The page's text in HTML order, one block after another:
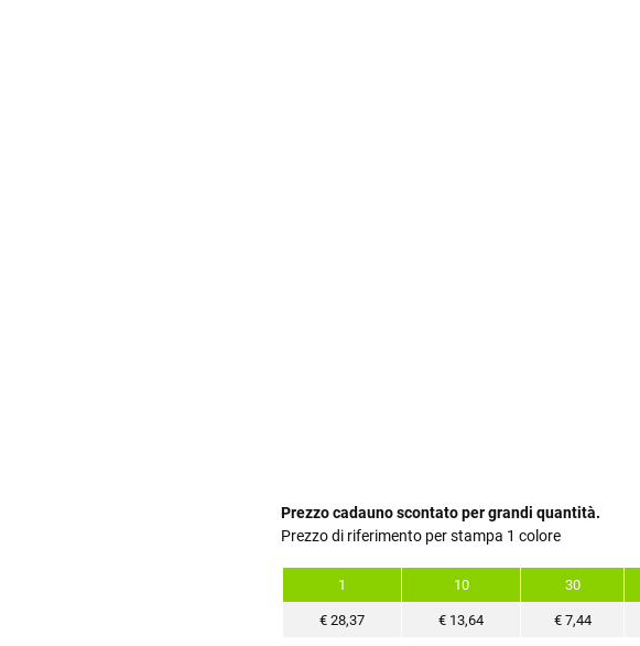
Prezzo cadauno scontato per grandi quantità.
Prezzo di riferimento per stampa 1 colore
1 10 30
€ 28,37 € 13,64 € 7,44